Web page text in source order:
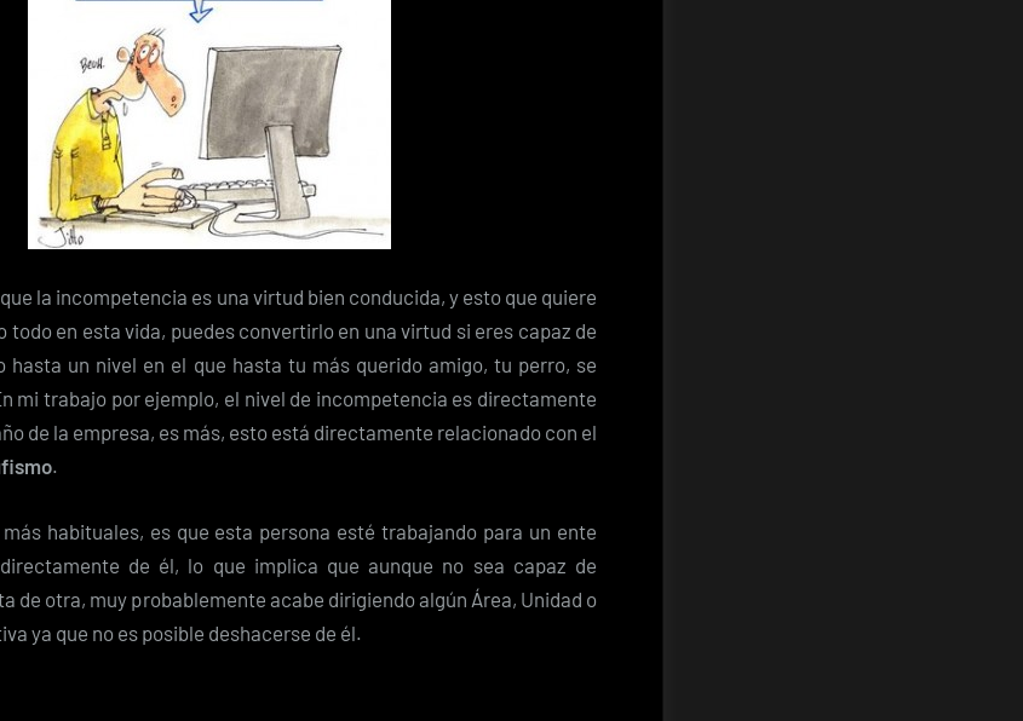
la incompetencia es una virtud bien conducida, y esto que quiere
todo en esta vida, puedes convertirlo en una virtud si eres capaz de
hasta un nivel en el que hasta tu más querido amigo, tu perro, se
mi trabajo por ejemplo, el nivel de incompetencia es directamente
de la empresa, es más, esto está directamente relacionado con el
.
habituales, es que esta persona esté trabajando para un ente
de él, lo que implica que aunque no sea capaz de
de otra, muy probablemente acabe dirigiendo algún Área, Unidad o
ya que no es posible deshacerse de él.